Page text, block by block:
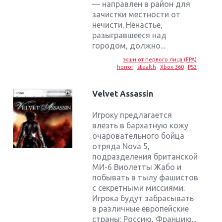
— направлен в район для
зачистки местности от
нечисти. Ненастье,
разыгравшееся над
городом, должно...
экшн от первого лица (FPA)
horror
stealth Xbox 360 PS3
Velvet Assassin
Игроку предлагается
влезть в бархатную кожу
очаровательного бойца
отряда Nova 5,
подразделения британской
МИ-6 Виолетты Жабо и
побывать в тылу фашистов
с секретными миссиями.
Игрока будут забрасывать
в различные европейские
страны: Россию, Францию...
Крупнейшие релизы мая: Nintendo, Microsoft и